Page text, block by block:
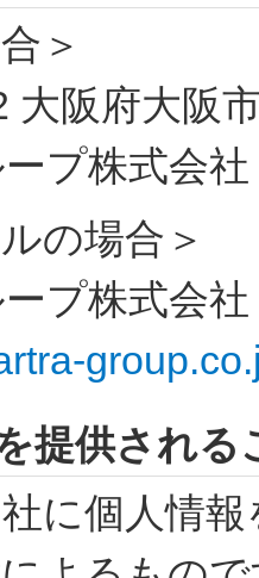
＞
大阪府大阪
プ株式会
の場合＞
プ株式会
提供され
に個人情